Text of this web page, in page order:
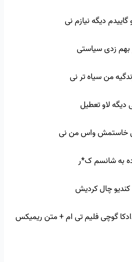
دیگه نیازم نی
بهم زدی سیاستی
من سیاه تر نی
دیگه لاو تعطیل
خاستمش واس من نی
به شانسم ک*ر
کندیو چال کردیش
گوچی فلیم تی ام + متن ریمیکس